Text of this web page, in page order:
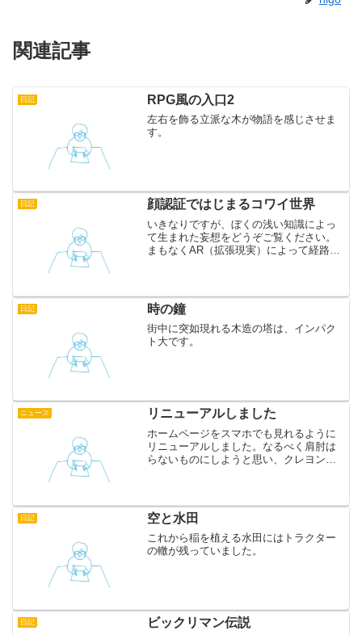
関連記事
日記 RPG風の入口2
左右を飾る立派な木が物語を感じさせま
す。
日記 顔認証ではじまるコワイ世界
いきなりですが、ぼくの浅い知識によっ
て生まれた妄想をどうぞご覧ください。
まもなくAR（拡張現実）によって経路や
ます。みんなが思い思...
日記 時の鐘
街中に突如現れる木造の塔は、インパク
ト大です。
ニュース リニューアルしました
ホームページをスマホでも見れるように
リニューアルしました。なるべく肩肘は
らないものにしようと思い、クレヨンと
日記 空と水田
これから稲を植える水田にはトラクター
の轍が残っていました。
日記 ビックリマン伝説